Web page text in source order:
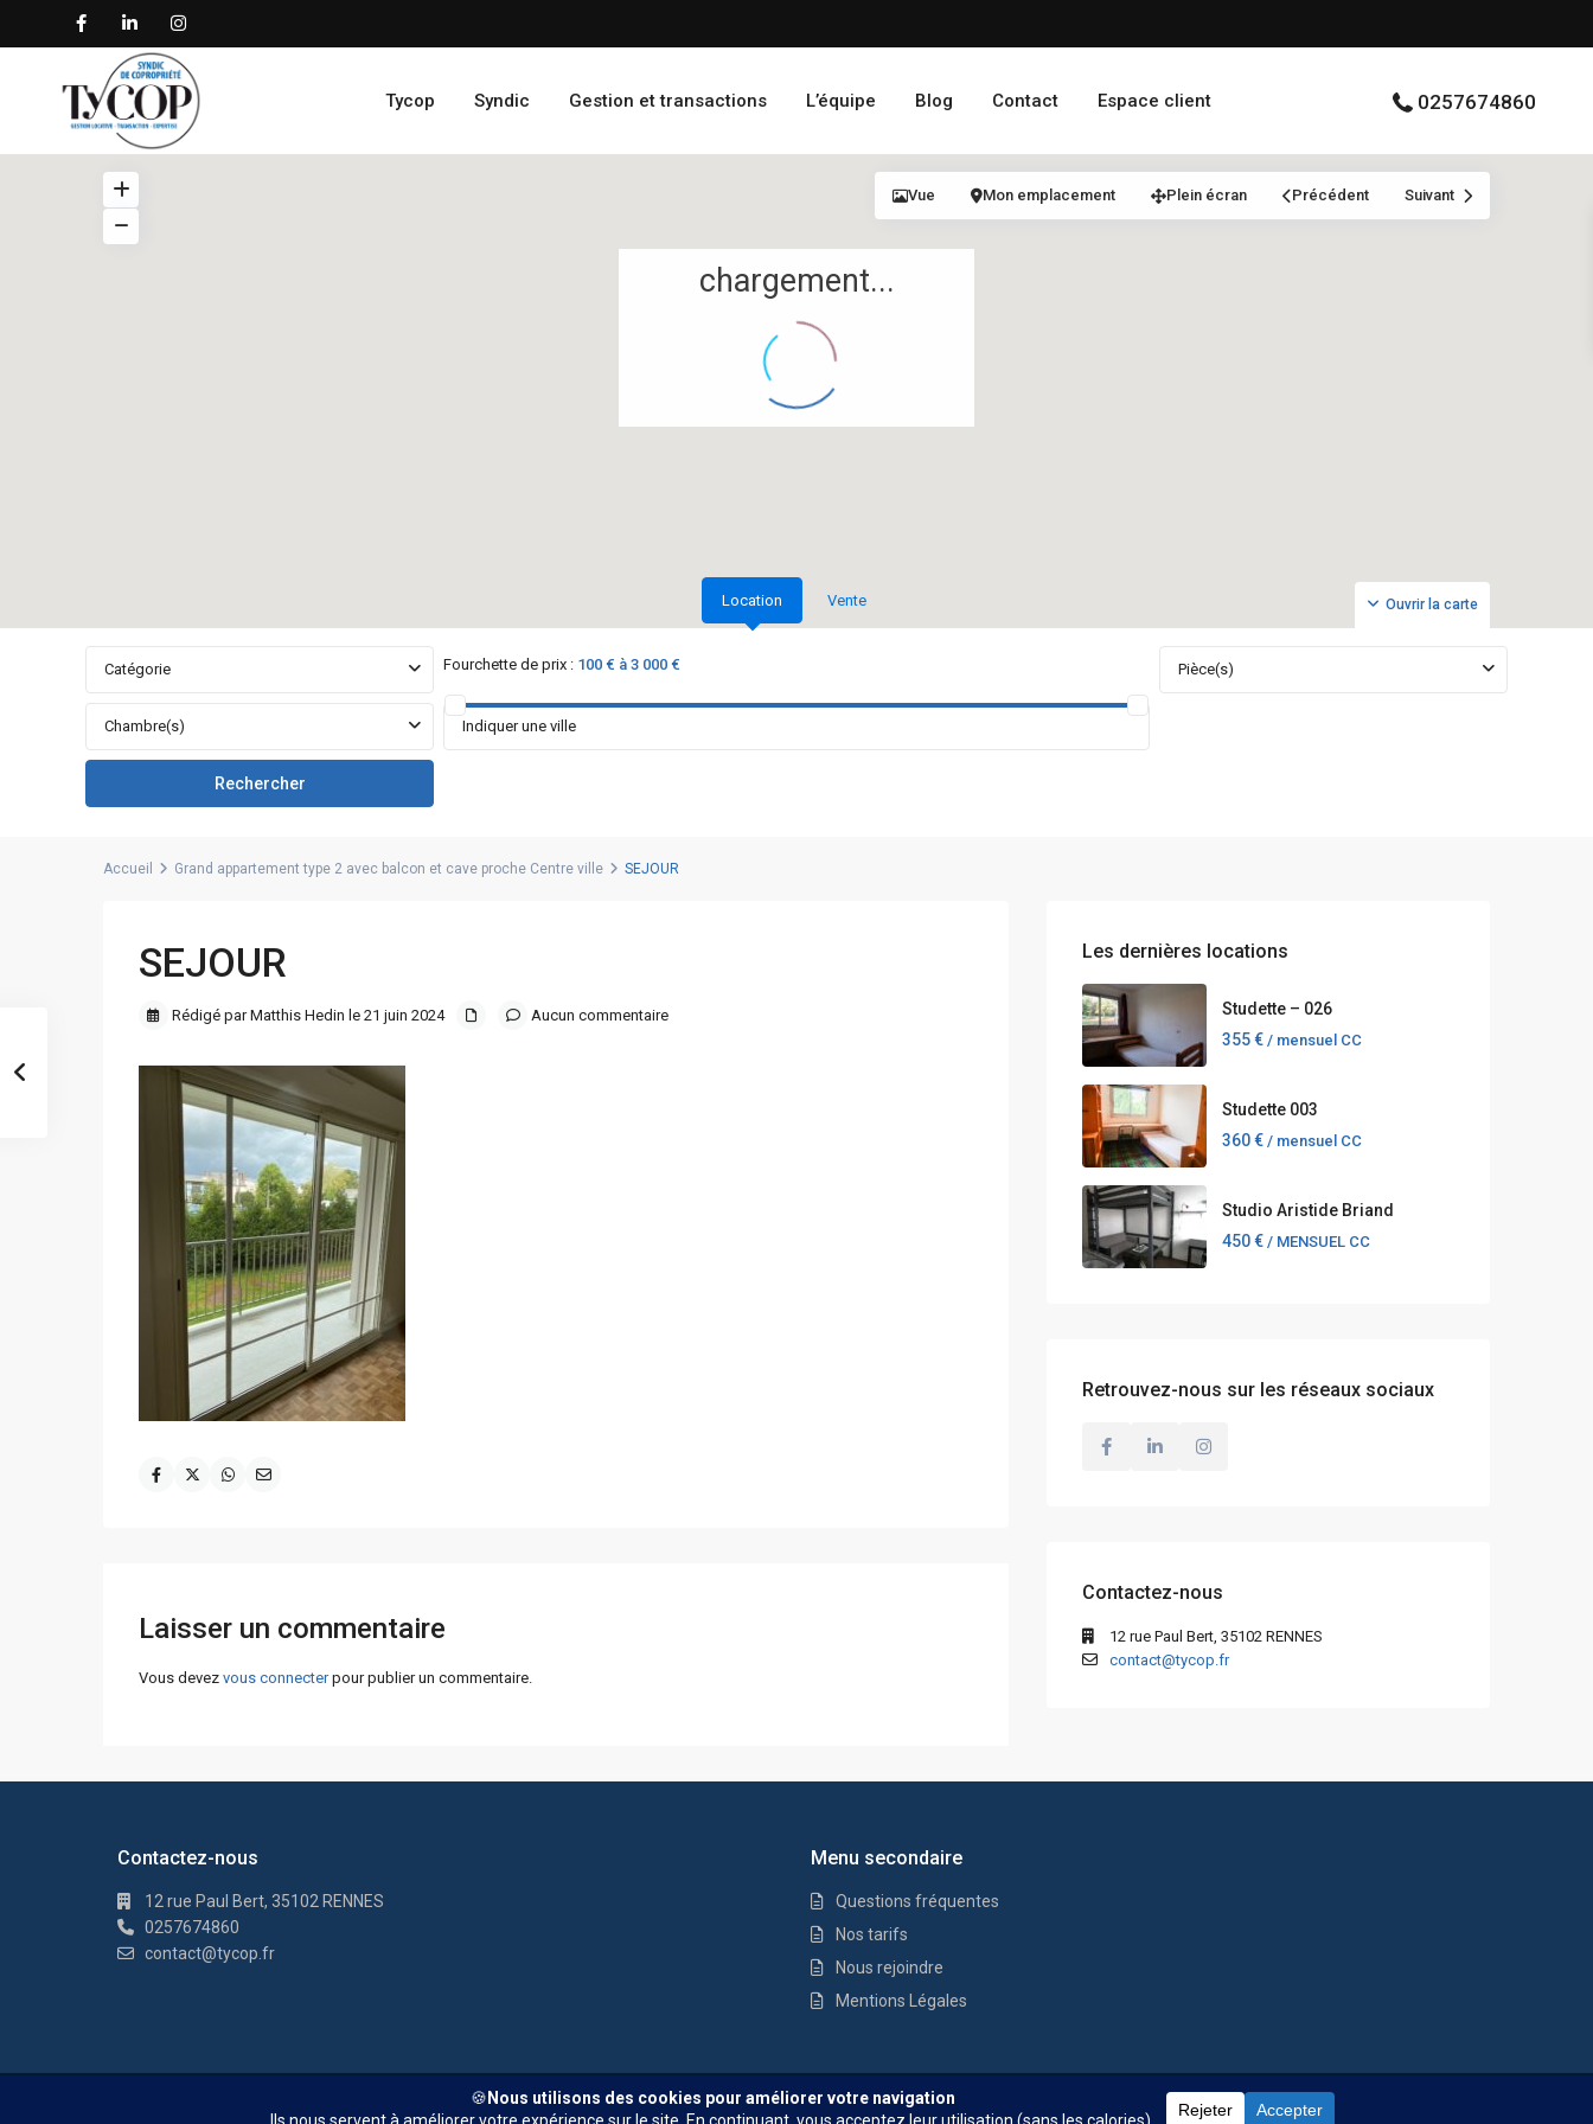
Tycop Syndic Gestion et transactions L’équipe Blog Contact Espace client 0257674860
chargement...
Ouvrir la carte
Vue Mon emplacement Plein écran Précédent Suivant
Location Vente
Catégorie Fourchette de prix : 100 € à 3 000 € Pièce(s)
Chambre(s)
Accueil Grand appartement type 2 avec balcon et cave proche Centre ville SEJOUR
SEJOUR
Rédigé par Matthis Hedin le 21 juin 2024 Aucun commentaire
Laisser un commentaire
Vous devez vous connecterpour publier un commentaire.
Les dernières locations
Studette – 026
355 € / mensuel CC
Studette 003
360 € / mensuel CC
Studio Aristide Briand
450 € / MENSUEL CC
Retrouvez-nous sur les réseaux sociaux
Contactez-nous
12 rue Paul Bert, 35102 RENNES
contact@tycop.fr
Contactez-nous
12 rue Paul Bert, 35102 RENNES
0257674860
contact@tycop.fr
Menu secondaire
Questions fréquentes
Nos tarifs
Nous rejoindre
Mentions Légales
Nos tarifsNous rejoindre